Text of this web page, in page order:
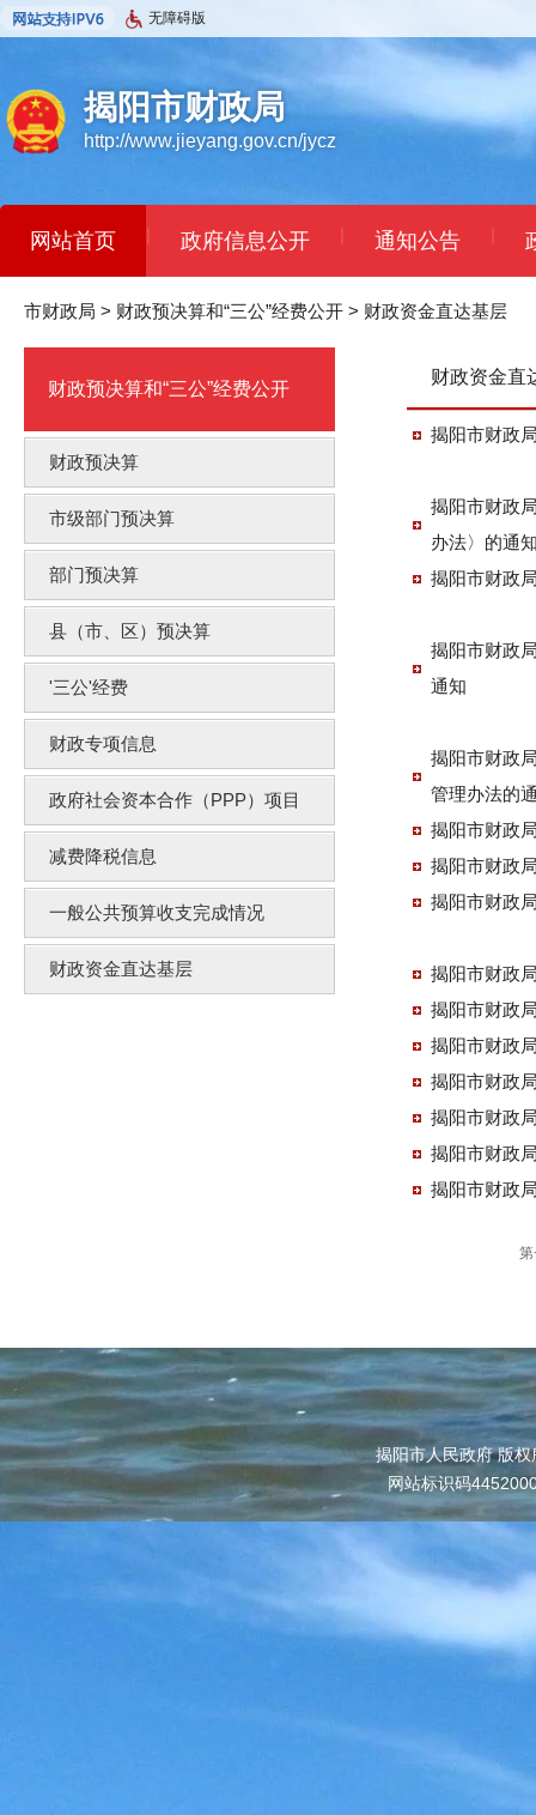
无障碍版
揭阳市财政局
http://www.jieyang.gov.cn/jycz
网站首页 | 政府信息公开 | 通知公告 |
市财政局 > 财政预决算和“三公”经费公开 > 财政资金直达基层
财政预决算和“三公”经费公开
财政预决算
市级部门预决算
部门预决算
县（市、区）预决算
'三公'经费
财政专项信息
政府社会资本合作（PPP）项目
减费降税信息
一般公共预算收支完成情况
财政资金直达基层
财政资金直
揭阳市财政
揭阳市财政
办法〉的通
揭阳市财政
揭阳市财政
通知
揭阳市财政
管理办法的
揭阳市财政
揭阳市财政
揭阳市财政
揭阳市财政
揭阳市财政
揭阳市财政
揭阳市财政
揭阳市财政
揭阳市财政
揭阳市财政
揭阳市人民政府 版
网站标识码